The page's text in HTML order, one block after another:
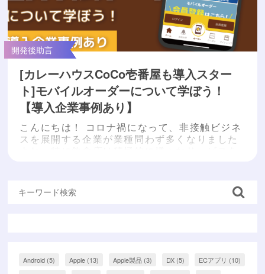
開発後助言
[カレーハウスCoCo壱番屋も導入スター
ト]モバイルオーダーについて学ぼう！
【導入企業事例あり】
こんにちは！ コロナ禍になって、非接触ビジネ
スを展開する企業が業種問わず多くなりました
いうところから、10月にスタートした「カレー
ハウスCoCo壱番屋」のモバイルオーダーサー
Android (5) Apple (13) Apple製品 (3) DX (5) ECアプリ (10)